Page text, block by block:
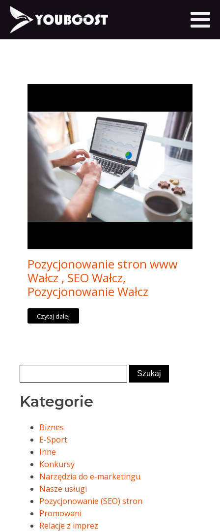
Pozycjonowanie stron www
Wałcz , SEO Wałcz,
Pozycjonowanie Wałcz
Czytaj dalej
Kategorie
Biznes
E-Sport
Inne
Konkursy
Narzędzia do e-marketingu
Nasze usługi
Pozycjonowanie (SEO) stron
Promowani
Relacje z imprez